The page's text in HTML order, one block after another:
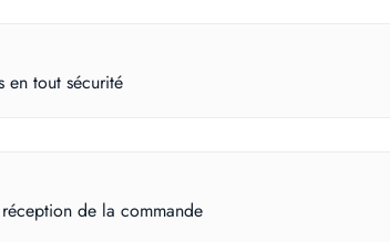
en tout sécurité
de la commande